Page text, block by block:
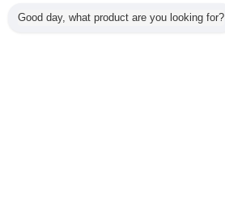
همه محصولات
Good day, what product are you looking for?